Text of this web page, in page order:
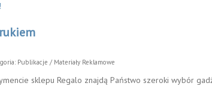
Publikacje / Materiały Reklamowe
sklepu Regalo znajdą Państwo szeroki wybór